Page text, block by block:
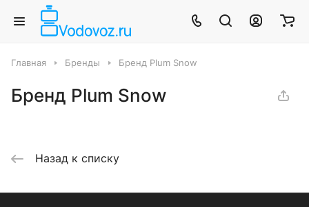
Главная Бренды Бренд Plum Snow
Бренд Plum Snow
Назад к списку